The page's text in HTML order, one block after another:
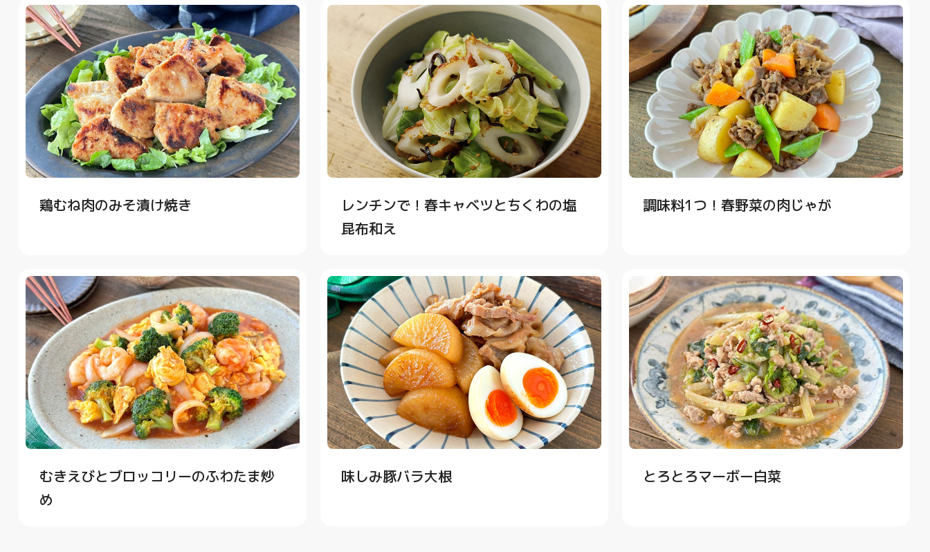
鶏むね肉のみそ漬け焼き
レンチンで！春キャベツとちくわの塩
昆布和え
調味料1つ！春野菜の肉じゃが
むきえびとブロッコリーのふわたま炒
め
味しみ豚バラ大根 とろとろマーボー白菜